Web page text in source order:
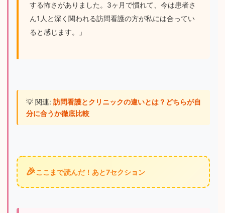
する怖さがありました。3ヶ月で慣れて、今は患者さ
ん1人と深く関われる訪問看護の方が私には合ってい
ると感じます。」
💡 関連: 訪問看護とクリニックの違いとは？どちらが自
分に合うか徹底比較
🎉ここまで読んだ！あと7セクション